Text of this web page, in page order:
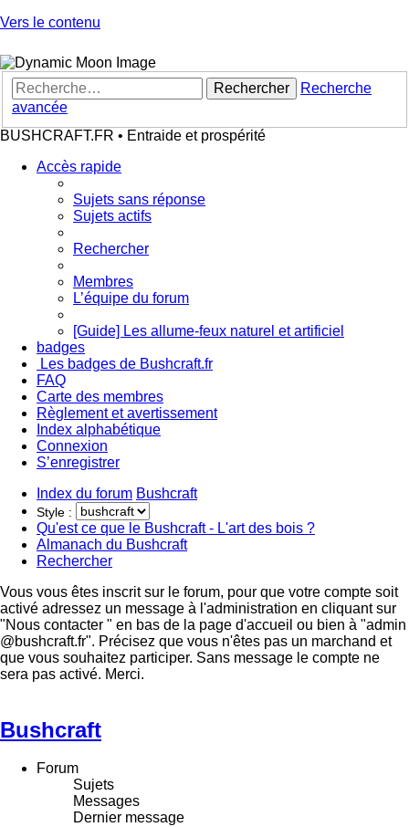
Vers le contenu
Rechercher
Recherche
avancée
BUSHCRAFT.FR • Entraide et prospérité
Accès rapide
Sujets sans réponse
Sujets actifs
Rechercher
Membres
L’équipe du forum
[Guide] Les allume-feux naturel et artificiel
badges
Les badges de Bushcraft.fr
FAQ
Carte des membres
Règlement et avertissement
Index alphabétique
Connexion
S’enregistrer
Index du forum Bushcraft
Style :
Qu'est ce que le Bushcraft - L'art des bois ?
Almanach du Bushcraft
Rechercher
Vous vous êtes inscrit sur le forum, pour que votre compte soit
activé adressez un message à l'administration en cliquant sur
"Nous contacter " en bas de la page d'accueil ou bien à "admin
@bushcraft.fr". Précisez que vous n'êtes pas un marchand et
que vous souhaitez participer. Sans message le compte ne
sera pas activé. Merci.
Bushcraft
Forum
Sujets
Messages
Dernier message